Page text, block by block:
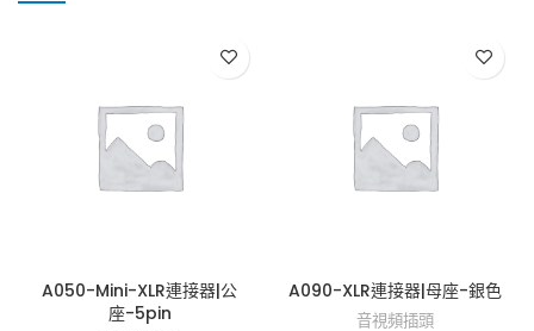
A050-Mini-XLR連接器|公
座-5pin
A090-XLR連接器|母座-銀色
音視頻插頭